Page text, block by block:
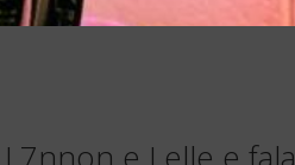
e Lelle e fala